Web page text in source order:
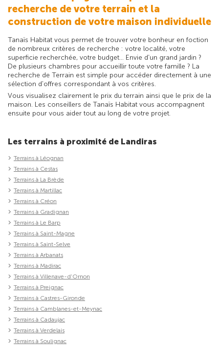
recherche de votre terrain et la
construction de votre maison individuelle
Tanaïs Habitat vous permet de trouver votre bonheur en foction
de nombreux critères de recherche : votre localité, votre
superficie recherchée, votre budget... Envie d'un grand jardin ?
De plusieurs chambres pour accueillir toute votre famille ? La
recherche de Terrain est simple pour accéder directement à une
sélection d'offres correspondant à vos critères.
Vous visualisez clairement le prix du terrain ainsi que le prix de la
maison. Les conseillers de Tanaïs Habitat vous accompagnent
ensuite pour vous aider tout au long de votre projet.
Les terrains à proximité de Landiras
Terrains à Léognan
Terrains à Cestas
Terrains à La Brède
Terrains à Martillac
Terrains à Créon
Terrains à Gradignan
Terrains à Le Barp
Terrains à Saint-Magne
Terrains à Saint-Selve
Terrains à Arbanats
Terrains à Madirac
Terrains à Villenave-d'Ornon
Terrains à Preignac
Terrains à Castres-Gironde
Terrains à Camblanes-et-Meynac
Terrains à Cadaujac
Terrains à Verdelais
Terrains à Soulignac